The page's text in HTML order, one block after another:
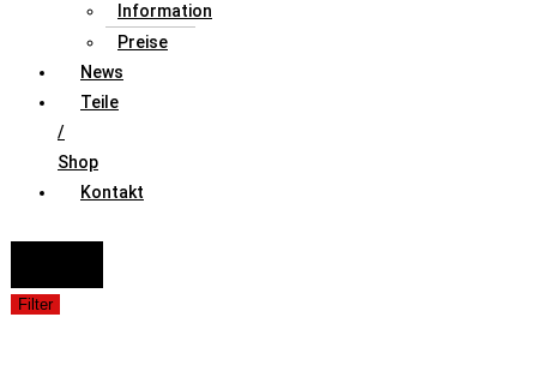
Information
Preise
News
Teile
/
Shop
Kontakt
Filter